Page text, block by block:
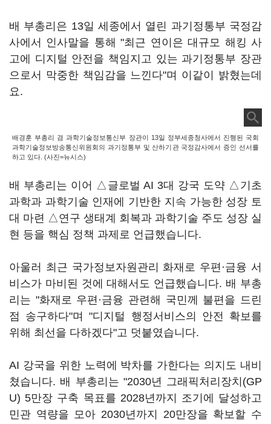
배 부총리은 13일 세종에서 열린 과기정통부 국정감
사에서 인사말을 통해 "최근 연이은 대규모 해킹 사
고에 디지털 안전을 책임지고 있는 과기정통부 장관
으로서 막중한 책임감을 느낀다"며 이같이 밝혔는데
요.
배경훈 부총리 겸 과학기술정보통신부 장관이 13일 정부세종청사에서 진행된 국회
과학기술정보방송통신위원회의 과기정통부 및 산하기관 국정감사에서 증인 선서를
하고 있다. (사진=뉴시스)
배 부총리는 이어 △글로벌 AI 3대 강국 도약 △기초
과학과 과학기술 인재에 기반한 지속 가능한 성장 토
대 마련 △연구 생태계 회복과 과학기술 주도 성장 실
현 등을 핵심 정책 과제로 언급했습니다.
아울러 최근 국가정보자원관리 화재로 우편·금융 서
비스가 마비된 것에 대해서도 언급했습니다. 배 부총
리는 "화재로 우편·금융 관련해 국민께 불편을 드린
점 송구하다"며 "디지털 행정서비스의 안전 확보를
위해 최선을 다하겠다"고 덧붙였습니다.
AI 강국을 위한 노력에 박차를 가한다는 의지도 내비
쳤습니다. 배 부총리는 "2030년 그래픽처리장치(GP
U) 5만장 구축 목표를 2028년까지 조기에 달성하고
민관 역량을 모아 2030년까지 20만장을 확보할 수